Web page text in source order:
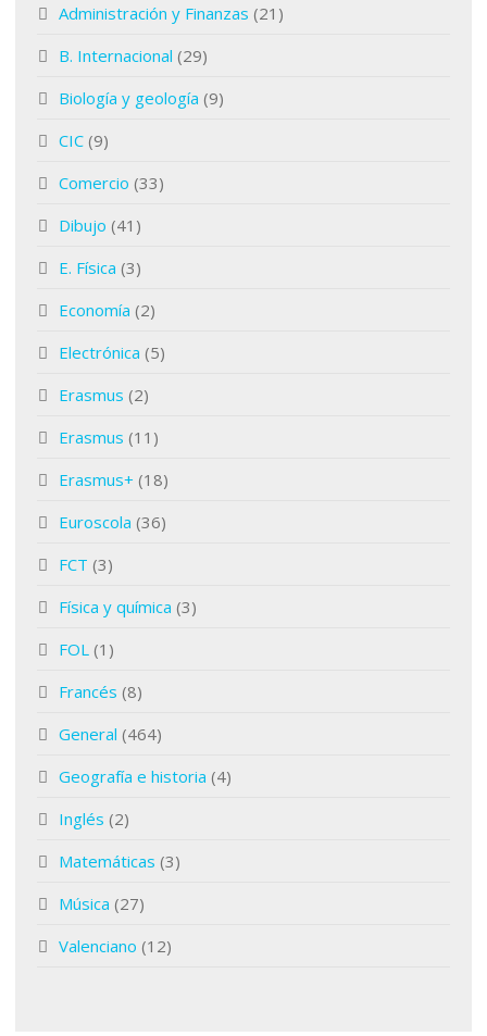
Administración y Finanzas (21)
B. Internacional (29)
Biología y geología (9)
CIC (9)
Comercio (33)
Dibujo (41)
E. Física (3)
Economía (2)
Electrónica (5)
Erasmus (2)
Erasmus (11)
Erasmus+ (18)
Euroscola (36)
FCT (3)
Física y química (3)
FOL (1)
Francés (8)
General (464)
Geografía e historia (4)
Inglés (2)
Matemáticas (3)
Música (27)
Valenciano (12)